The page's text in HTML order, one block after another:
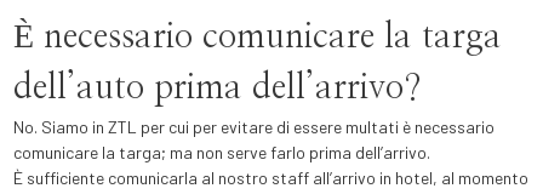
È necessario comunicare la targa
dell’auto prima dell’arrivo?
No. Siamo in ZTL per cui per evitare di essere multati è necessario
comunicare la targa; ma non serve farlo prima dell’arrivo.
È sufficiente comunicarla al nostro staff all’arrivo in hotel, al momento